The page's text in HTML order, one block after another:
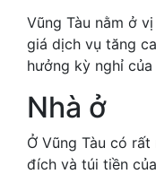
Vũng Tàu nằm ở
giá dịch vụ tăng
hưởng kỳ nghỉ
Nhà ở
Ở Vũng Tàu có
đích và túi tiền